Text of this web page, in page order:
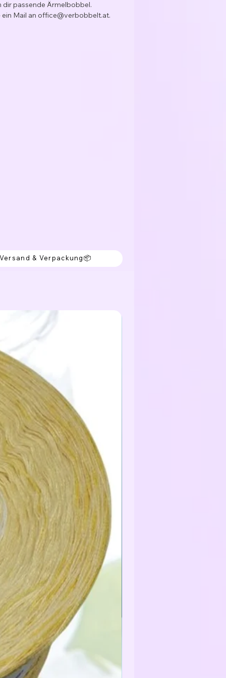
dir passende Ärmelbobbel.
Mail an office@verbobbelt.at.
& Verpackung📦